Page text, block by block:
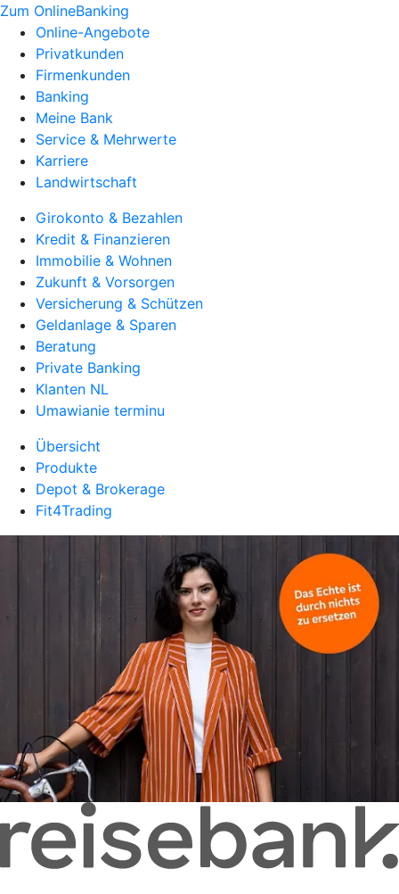
Zum OnlineBanking
Online-Angebote
Privatkunden
Firmenkunden
Banking
Meine Bank
Service & Mehrwerte
Karriere
Landwirtschaft
Girokonto & Bezahlen
Kredit & Finanzieren
Immobilie & Wohnen
Zukunft & Vorsorgen
Versicherung & Schützen
Geldanlage & Sparen
Beratung
Private Banking
Klanten NL
Umawianie terminu
Übersicht
Produkte
Depot & Brokerage
Fit4Trading